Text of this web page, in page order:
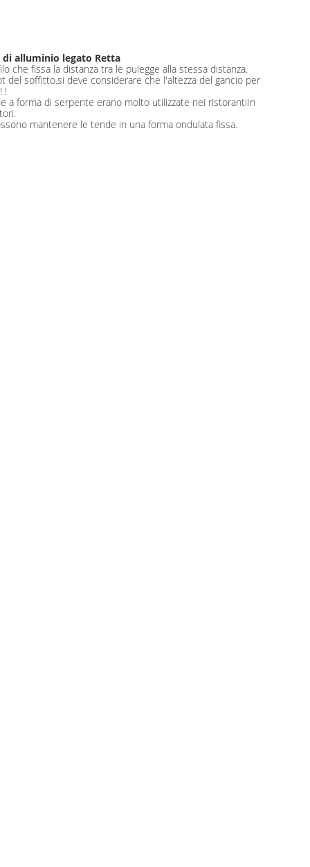
alluminio legato Retta
fissa la distanza tra le pulegge alla stessa distanza.
soffitto.si deve considerare che l'altezza del gancio per
!
a forma di serpente erano molto utilizzate nei ristorantiIn
mantenere le tende in una forma ondulata fissa.